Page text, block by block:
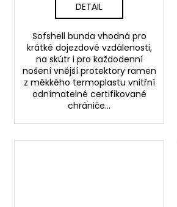
DETAIL
Sofshell bunda vhodná pro
krátké dojezdové vzdálenosti,
na skútr i pro každodenní
nošení vnější protektory ramen
z měkkého termoplastu vnitřní
odnímatelné certifikované
chrániče...